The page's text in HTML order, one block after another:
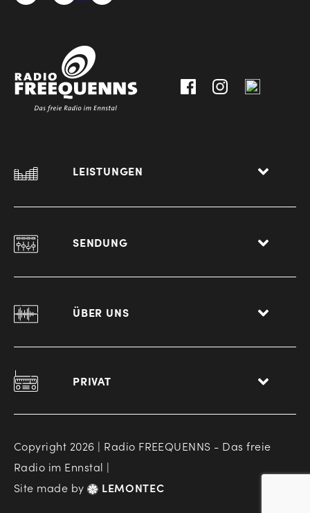
LEISTUNGEN
SENDUNG
ÜBER UNS
PRIVAT
Copyright 2026 | Radio FREEQUENNS - Das freie
Radio im Ennstal |
Site made by
LEMONTEC